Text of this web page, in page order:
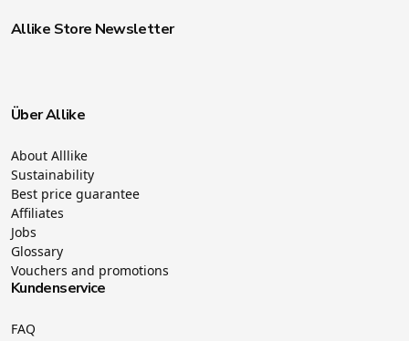
Allike Store Newsletter
Über Allike
About Alllike
Sustainability
Best price guarantee
Affiliates
Jobs
Glossary
Vouchers and promotions
Kundenservice
FAQ